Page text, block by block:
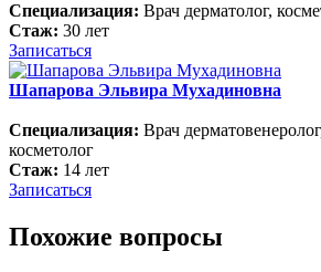
Специализация: Врач дерматолог,
Стаж: 30 лет
Записаться
Шапарова Эльвира Мухадиновна
Специализация: Врач
косметолог
Стаж: 14 лет
Записаться
Похожие вопросы